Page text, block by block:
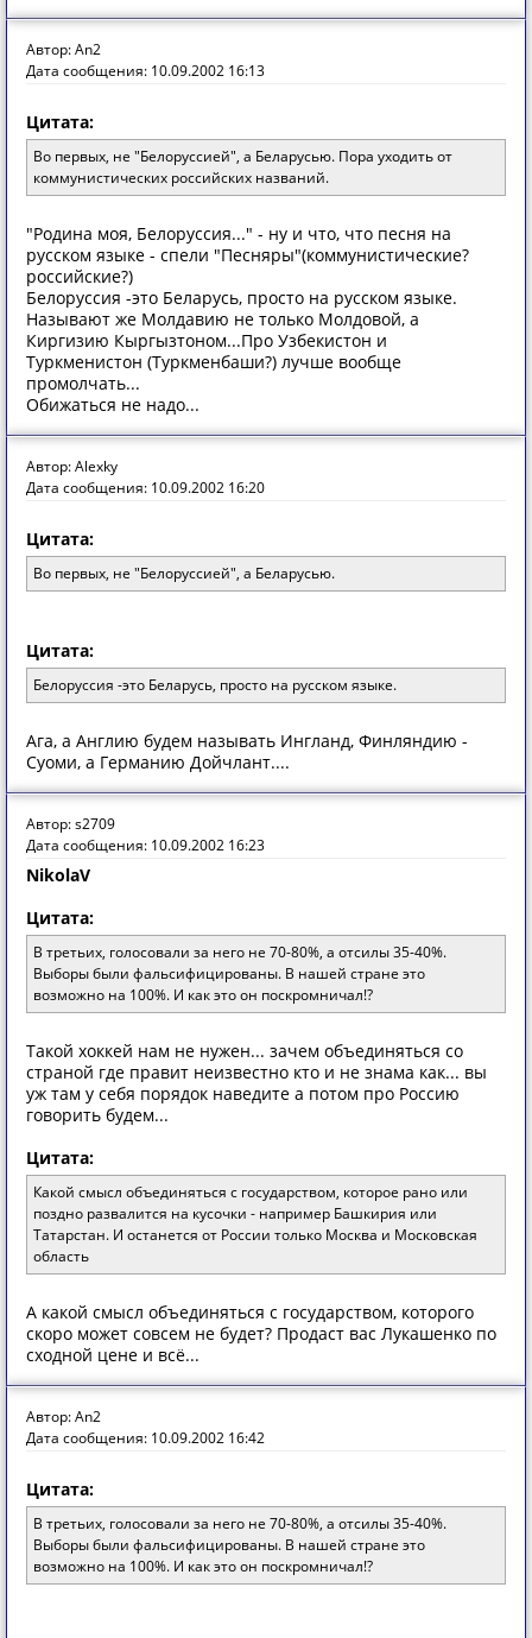
Автор: An2
Дата сообщения: 10.09.2002 16:13
Цитата:
Во первых, не "Белоруссией", а Беларусью. Пора уходить от
коммунистических российских названий.
"Родина моя, Белоруссия..." - ну и что, что песня на
русском языке - спели "Песняры"(коммунистические?
российские?)
Белоруссия -это Беларусь, просто на русском языке.
Называют же Молдавию не только Молдовой, а
Киргизию Кыргызтоном...Про Узбекистон и
Туркменистон (Туркменбаши?) лучше вообще
промолчать...
Обижаться не надо...
Автор: Alexky
Дата сообщения: 10.09.2002 16:20
Цитата:
Во первых, не "Белоруссией", а Беларусью.
Цитата:
Белоруссия -это Беларусь, просто на русском языке.
Ага, а Англию будем называть Ингланд, Финляндию -
Суоми, а Германию Дойчлант....
Автор: s2709
Дата сообщения: 10.09.2002 16:23
NikolaV
Цитата:
В третьих, голосовали за него не 70-80%, а отсилы 35-40%.
Выборы были фальсифицированы. В нашей стране это
возможно на 100%. И как это он поскромничал!?
Такой хоккей нам не нужен... зачем объединяться со
страной где правит неизвестно кто и не знама как... вы
уж там у себя порядок наведите а потом про Россию
говорить будем...
Цитата:
Какой смысл объединяться с государством, которое рано или
поздно развалится на кусочки - например Башкирия или
Татарстан. И останется от России только Москва и Московская
область
А какой смысл объединяться с государством, которого
скоро может совсем не будет? Продаст вас Лукашенко по
сходной цене и всё...
Автор: An2
Дата сообщения: 10.09.2002 16:42
Цитата:
В третьих, голосовали за него не 70-80%, а отсилы 35-40%.
Выборы были фальсифицированы. В нашей стране это
возможно на 100%. И как это он поскромничал!?